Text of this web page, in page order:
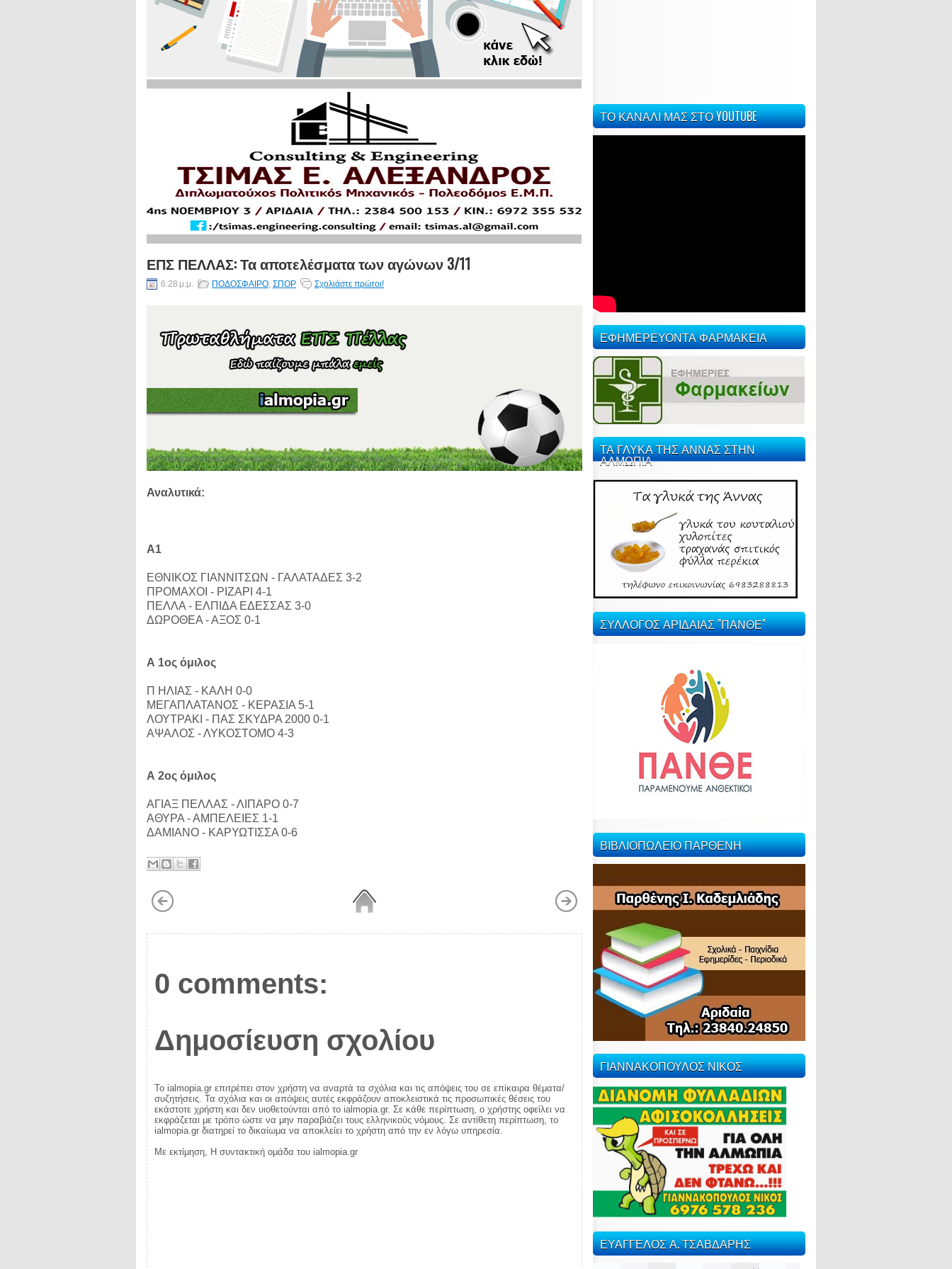
ΕΠΣ ΠΕΛΛΑΣ: Τα αποτελέσματα των αγώνων 3/11
6:28 μ.μ. ΠΟΔΟΣΦΑΙΡΟ, ΣΠΟΡ Σχολιάστε πρώτοι!
Αναλυτικά:
Α1
ΕΘΝΙΚΟΣ ΓΙΑΝΝΙΤΣΩΝ - ΓΑΛΑΤΑΔΕΣ 3-2
ΠΡΟΜΑΧΟΙ - ΡΙΖΑΡΙ 4-1
ΠΕΛΛΑ - ΕΛΠΙΔΑ ΕΔΕΣΣΑΣ 3-0
ΔΩΡΟΘΕΑ - ΑΞΟΣ 0-1
Α 1ος όμιλος
Π ΗΛΙΑΣ - ΚΑΛΗ 0-0
ΜΕΓΑΠΛΑΤΑΝΟΣ - ΚΕΡΑΣΙΑ 5-1
ΛΟΥΤΡΑΚΙ - ΠΑΣ ΣΚΥΔΡΑ 2000 0-1
ΑΨΑΛΟΣ - ΛΥΚΟΣΤΟΜΟ 4-3
Α 2ος όμιλος
ΑΓΙΑΞ ΠΕΛΛΑΣ - ΛΙΠΑΡΟ 0-7
ΑΘΥΡΑ - ΑΜΠΕΛΕΙΕΣ 1-1
ΔΑΜΙΑΝΟ - ΚΑΡΥΩΤΙΣΣΑ 0-6
0 comments:
Δημοσίευση σχολίου
Το ialmopia.gr επιτρέπει στον χρήστη να αναρτά τα σχόλια και τις απόψεις του σε επίκαιρα θέματα/
συζητήσεις. Τα σχόλια και οι απόψεις αυτές εκφράζουν αποκλειστικά τις προσωπικές θέσεις του
εκάστοτε χρήστη και δεν υιοθετούνται από το ialmopia.gr. Σε κάθε περίπτωση, ο χρήστης οφείλει να
εκφράζεται με τρόπο ώστε να μην παραβιάζει τους ελληνικούς νόμους. Σε αντίθετη περίπτωση, το
ialmopia.gr διατηρεί το δικαίωμα να αποκλείει το χρήστη από την εν λόγω υπηρεσία.
Με εκτίμηση, Η συντακτική ομάδα του ialmopia.gr
ΤΟ ΚΑΝΑΛΙ ΜΑΣ ΣΤΟ YOUTUBE
ΕΦΗΜΕΡΕΥΟΝΤΑ ΦΑΡΜΑΚΕΙΑ
ΤΑ ΓΛΥΚΑ ΤΗΣ ΑΝΝΑΣ ΣΤΗΝ
ΑΛΜΩΠΙΑ
ΣΥΛΛΟΓΟΣ ΑΡΙΔΑΙΑΣ "ΠΑΝΘΕ"
ΒΙΒΛΙΟΠΩΛΕΙΟ ΠΑΡΘΕΝΗ
ΓΙΑΝΝΑΚΟΠΟΥΛΟΣ ΝΙΚΟΣ
ΕΥΑΓΓΕΛΟΣ Α. ΤΣΑΒΔΑΡΗΣ